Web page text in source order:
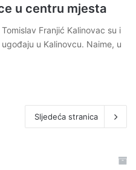
u centru mjesta
Franjić Kalinovac su i
u Kalinovcu. Naime, u
Sljedeća stranica